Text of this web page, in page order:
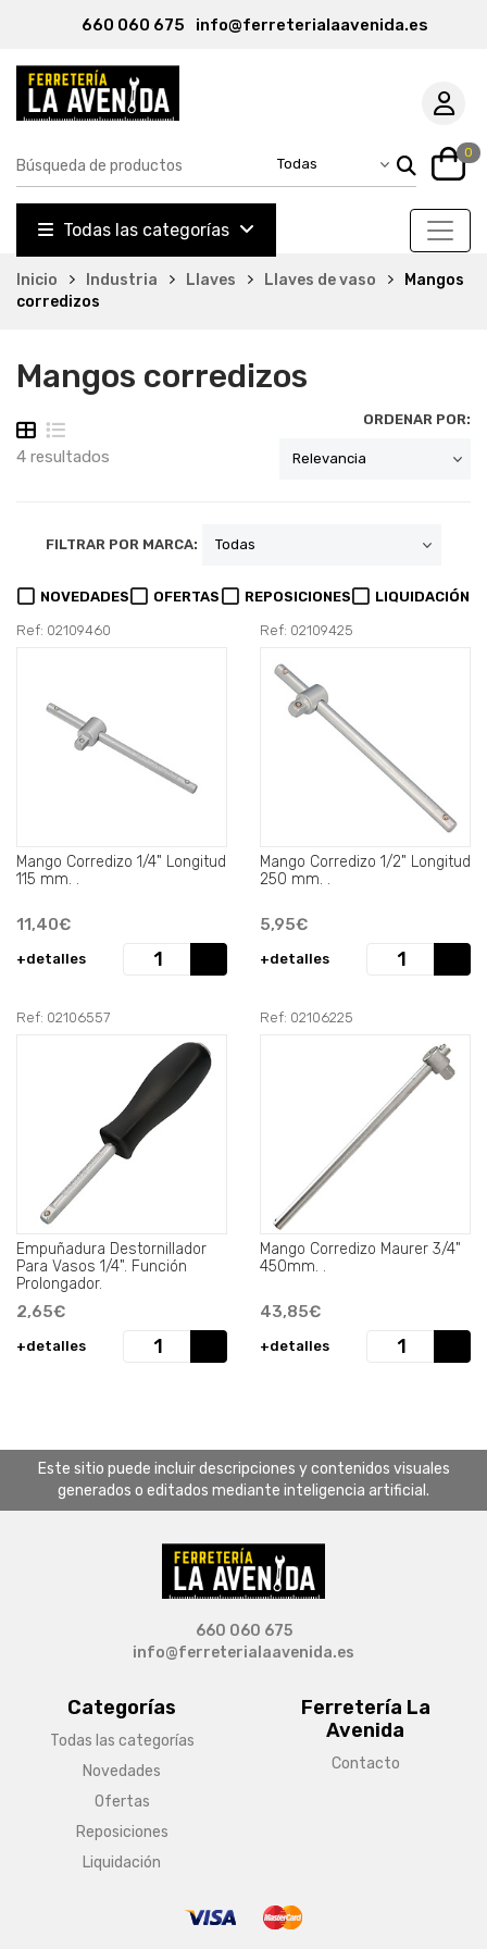
660 060 675 info@ferreterialaavenida.es
0
Todas las categorías
Inicio Industria Llaves Llaves de vaso
Mangos
corredizos
Mangos corredizos
4 resultados
ORDENAR POR:
FILTRAR POR MARCA:
NOVEDADES OFERTAS REPOSICIONES LIQUIDACIÓN
Ref: 02109460
Mango Corredizo 1/4" Longitud
115 mm. .
11,40€
+detalles
Ref: 02109425
Mango Corredizo 1/2" Longitud
250 mm. .
5,95€
+detalles
Ref: 02106557
Empuñadura Destornillador
Para Vasos 1/4". Función
Prolongador.
2,65€
+detalles
Ref: 02106225
Mango Corredizo Maurer 3/4"
450mm. .
43,85€
+detalles
Este sitio puede incluir descripciones y contenidos visuales
generados o editados mediante inteligencia artificial.
Categorías
Todas las categorías
Novedades
Ofertas
Reposiciones
Liquidación
Ferretería La
Avenida
Contacto
660 060 675
info@ferreterialaavenida.es